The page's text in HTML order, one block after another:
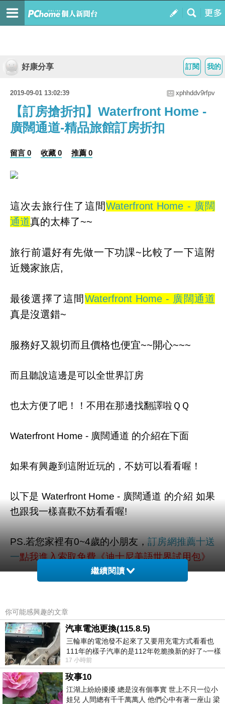
我的
訂閱
好康分享
2019-09-01 13:02:39 xphhddv9rfpv
【訂房搶折扣】Waterfront Home -
廣闊通道-精品旅館訂房折扣
留言 0 收藏 0 推薦 0
這次去旅行住了這間Waterfront Home - 廣闊
通道真的太棒了~~
旅行前還好有先做一下功課~比較了一下這附
近幾家旅店,
最後選擇了這間 Waterfront Home - 廣闊通道
真是沒選錯~
服務好又親切而且價格也便宜~~開心~~~
而且聽說這邊是可以全世界訂房
也太方便了吧！！不用在那邊找翻譯啦ＱＱ
Waterfront Home - 廣闊通道 的介紹在下面
如果有興趣到這附近玩的，不妨可以看看喔！
以下是 Waterfront Home - 廣闊通道 的介紹 如果
也跟我一樣喜歡不妨看看喔!
PS.若您家裡有0~4歲的小朋友，訂房網推薦十送
一點我進入索取免費《迪士尼美語世界試用包》
繼續閱讀
你可能感興趣的文章
汽車電池更換(115.8.5)
三輪車的電池發不起來了又要用充電方式看看也
111年的樣子汽車的是112年乾脆換新的好了~一樣
在阿炮電池買的漲了一百多塊吧
17 小時前
玫事10
江湖上紛紛擾擾 總是沒有個事實 世上不只一位小
娃兒 人間總有千千萬萬人 他們心中有著一座山 梁